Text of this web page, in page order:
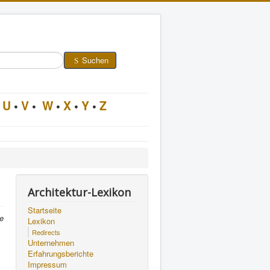
Suchen
U • V • W • X • Y • Z
Architektur-Lexikon
Startseite
Lexikon
Redirects
Unternehmen
Erfahrungsberichte
Impressum